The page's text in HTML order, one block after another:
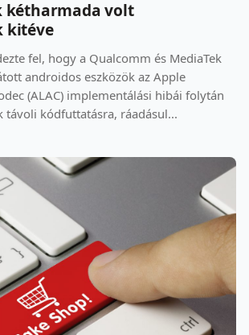
kétharmada volt
kitéve
fel, hogy a Qualcomm és MediaTek
androidos eszközök az Apple
(ALAC) implementálási hibái folytán
távoli kódfuttatásra, ráadásul...